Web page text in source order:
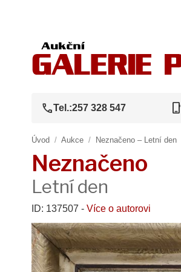
callTel.:257 328 547 phone_iphone
Úvod / Aukce / Neznačeno – Letní den
Neznačeno
Letní den
ID: 137507 - Více o autorovi